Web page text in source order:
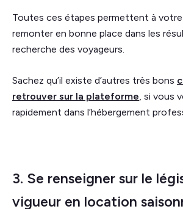
Toutes ces étapes permettent à
remonter en bonne place dans les
recherche des voyageurs.
Sachez qu’il existe d’autres très bons
retrouver sur la plateforme, si vous
rapidement dans l’hébergement
3. Se renseigner sur le
vigueur en location